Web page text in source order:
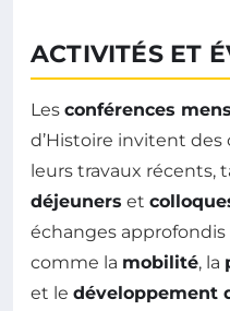
ACTIVITÉS ET
Les conférences
d’Histoire invitent
leurs travaux récents,
déjeuners et
échanges
comme la mobilité, la
et le développement